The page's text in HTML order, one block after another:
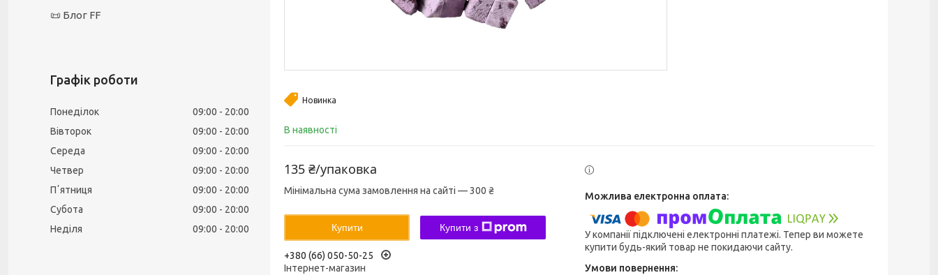
Новинка
В наявності
135 ₴/упаковка
Мінімальна сума замовлення на сайті — 300 ₴
Купити Купити з
+380 (66) 050-50-25
Інтернет-магазин
У компанії підключені електронні платежі. Тепер ви можете
купити будь-який товар не покидаючи сайту.
📜 Блог FF
Графік роботи
Понеділок 09:00
20:00
Вівторок
09:00
20:00
Середа
09:00
20:00
Четвер
09:00
20:00
Пʼятниця
09:00
20:00
Субота
09:00
20:00
Неділя
09:00 20:00